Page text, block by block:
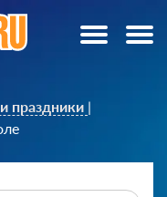
праздники |